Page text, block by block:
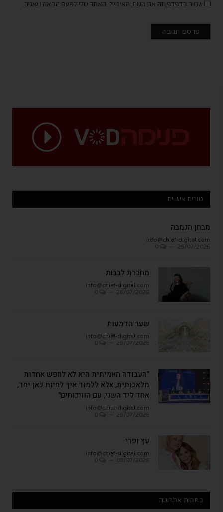
שמור בדפדפן זה את השם, האימייל והאתר שלי לפעם הבאה שאגיב.
טורים אישיים
מבחן הגמבה
info@chief-digital.com
מחברת לבבות
info@chief-digital.com
שער הדמעות
info@chief-digital.com
"העבודה האמיתית היא לא לחפש אחדות
מלאכותית, אלא ללמוד איך לחיות כאן יחד,
אחד ליד השני, עם הוויכוחים"
info@chief-digital.com
עץ ופרי
info@chief-digital.com
כתבות אחרונות